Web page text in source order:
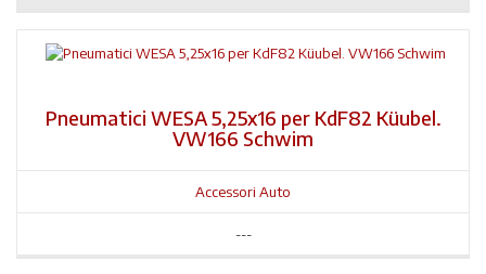
Pneumatici WESA 5,25x16 per KdF82 Küubel.
VW166 Schwim
Accessori Auto
---